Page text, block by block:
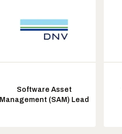
Software Asset
Management (SAM) Lead